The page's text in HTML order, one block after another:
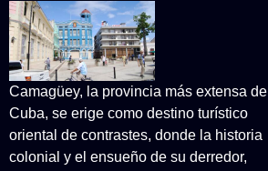
Camagüey, la provincia más extensa de
Cuba, se erige como destino turístico
oriental de contrastes, donde la historia
colonial y el ensueño de su derredor,